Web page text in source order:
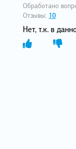
Обработано
Отзывы: 10
Нет, т.к. в